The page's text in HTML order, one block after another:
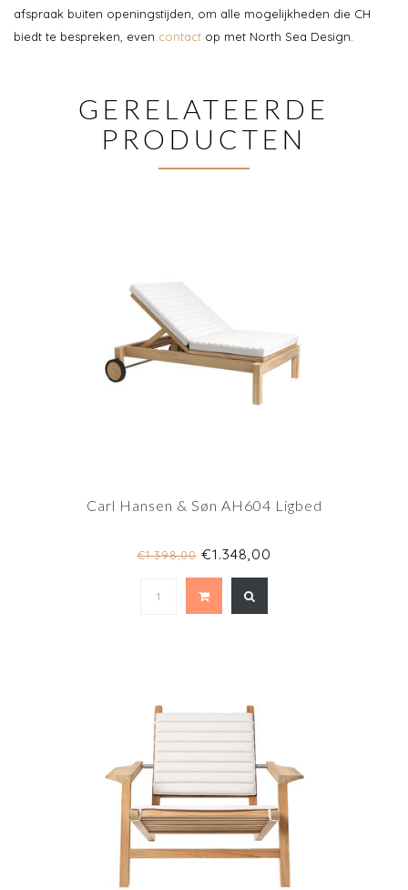
afspraak buiten openingstijden, om alle mogelijkheden die CH
biedt te bespreken, even contact op met North Sea Design.
GERELATEERDE
PRODUCTEN
Carl Hansen & Søn AH604 Ligbed
€1.398,00€1.348,00